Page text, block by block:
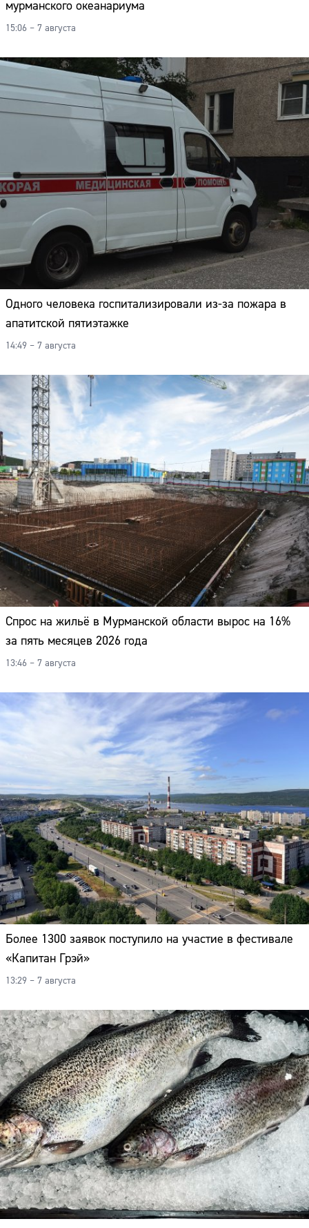
мурманского океанариума
15:06 – 7 августа
Одного человека госпитализировали из-за пожара в
апатитской пятиэтажке
14:49 – 7 августа
Спрос на жильё в Мурманской области вырос на 16%
за пять месяцев 2026 года
13:46 – 7 августа
Более 1300 заявок поступило на участие в фестивале
«Капитан Грэй»
13:29 – 7 августа